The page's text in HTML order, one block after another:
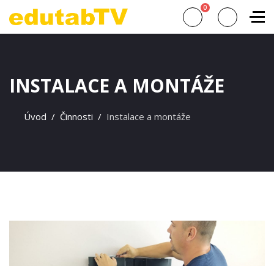
0
INSTALACE A MONTÁŽE
Úvod Činnosti Instalace a montáže